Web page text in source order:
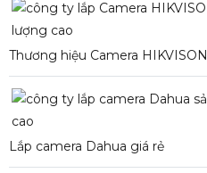
Thương hiệu Camera HIKVISON
Lắp camera Dahua giá rẻ